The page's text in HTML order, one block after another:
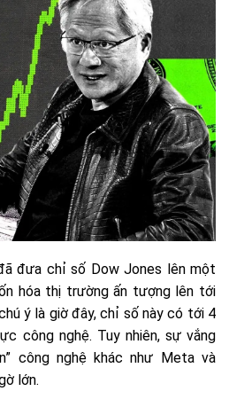
đưa chỉ số Dow Jones lên một
hóa thị trường ấn tượng lên tới
ý là giờ đây, chỉ số này có tới 4
công nghệ. Tuy nhiên, sự vắng
công nghệ khác như Meta và
lớn.